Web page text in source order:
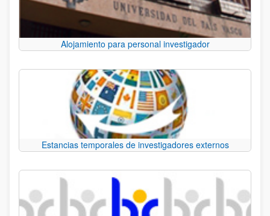
Alojamiento para personal investigador
Estancias temporales de investigadores externos